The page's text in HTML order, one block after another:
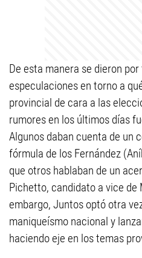
De esta manera se dieron
especulaciones en torno a
provincial de cara a las
rumores en los últimos días
Algunos daban cuenta de un
fórmula de los Fernández
que otros hablaban de un
Pichetto, candidato a vice de
embargo, Juntos optó otra
maniqueísmo nacional y
haciendo eje en los temas